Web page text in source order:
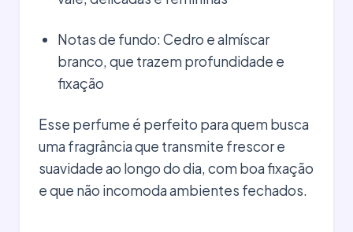
Notas de fundo: Cedro e almíscar
branco, que trazem profundidade e
fixação
Esse perfume é perfeito para quem busca
uma fragrância que transmite frescor e
suavidade ao longo do dia, com boa fixação
e que não incomoda ambientes fechados.